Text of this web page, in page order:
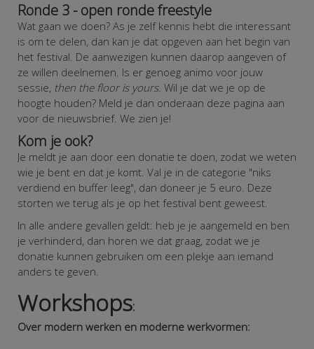
Ronde 3 - open ronde freestyle
Wat gaan we doen? As je zelf kennis hebt die interessant
is om te delen, dan kan je dat opgeven aan het begin van
het festival. De aanwezigen kunnen daarop aangeven of
ze willen deelnemen. Is er genoeg animo voor jouw
sessie, then the floor is yours. Wil je dat we je op de
hoogte houden? Meld je dan onderaan deze pagina aan
voor de nieuwsbrief. We zien je!
Kom je ook?
Je meldt je aan door een donatie te doen, zodat we weten
wie je bent en dat je komt. Val je in de categorie "niks
verdiend en buffer leeg", dan doneer je 5 euro. Deze
storten we terug als je op het festival bent geweest.
In alle andere gevallen geldt: heb je je aangemeld en ben
je verhinderd, dan horen we dat graag, zodat we je
donatie kunnen gebruiken om een plekje aan iemand
anders te geven.
Workshops:
Over modern werken en moderne werkvormen: